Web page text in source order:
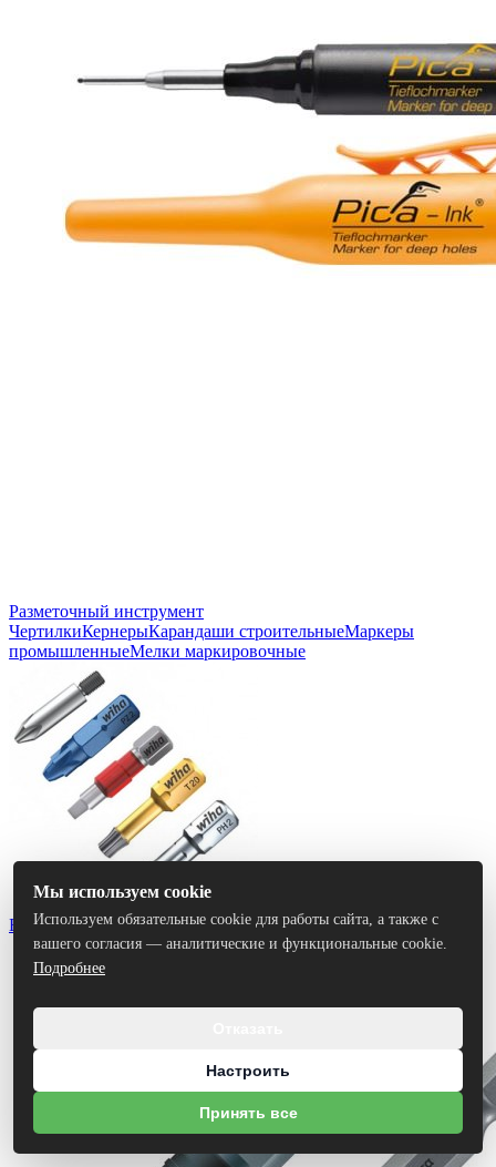
Разметочный инструмент
ЧертилкиКернерыКарандаши строительныеМаркеры
промышленныеМелки маркировочные
Биты
Мы используем cookie
Используем обязательные cookie для работы сайта, а также с
вашего согласия — аналитические и функциональные cookie.
Подробнее
Настроить
Принять все